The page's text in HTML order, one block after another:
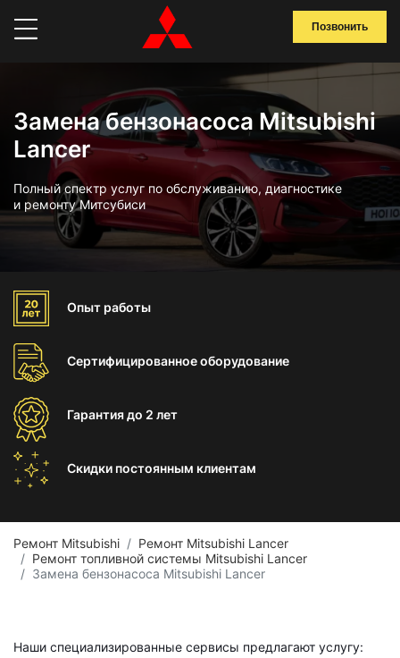
Позвонить
Замена бензонасоса Mitsubishi
Lancer
Полный спектр услуг по обслуживанию, диагностике
и ремонту Митсубиси
Опыт работы
Сертифицированноеоборудование
Гарантиядо 2 лет
Скидки постоянным клиентам
Ремонт Mitsubishi
Ремонт Mitsubishi Lancer
Ремонт топливной системы Mitsubishi Lancer
Замена бензонасоса Mitsubishi Lancer
Наши специализированные сервисы предлагают услугу: